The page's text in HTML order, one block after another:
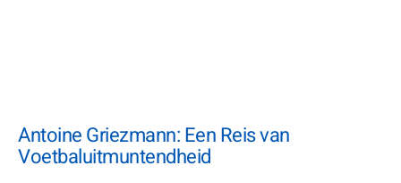
Antoine Griezmann: Een Reis van
Voetbaluitmuntendheid